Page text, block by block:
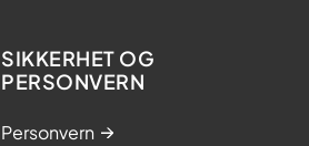
SIKKERHET OG
PERSONVERN
Personvern